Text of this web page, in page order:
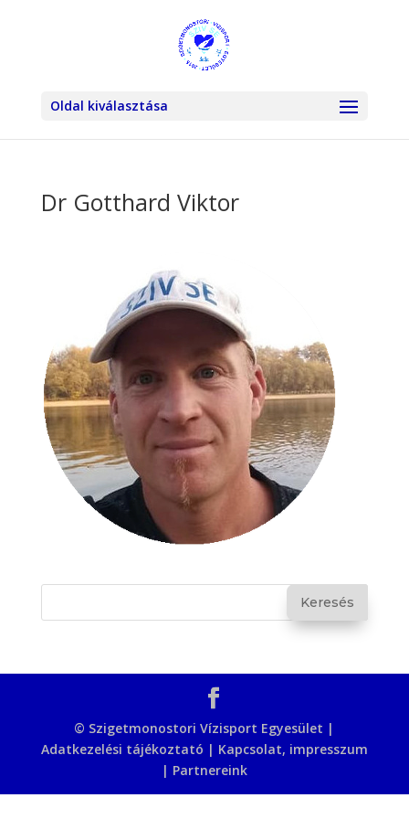
Oldal kiválasztása
Dr Gotthard Viktor
© Szigetmonostori Vízisport Egyesület |
Adatkezelési tájékoztató | Kapcsolat, impresszum
| Partnereink